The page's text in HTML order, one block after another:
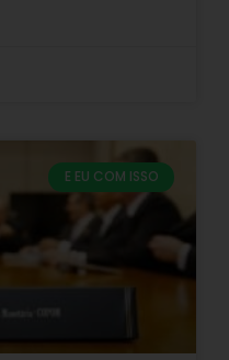
E EU COM ISSO